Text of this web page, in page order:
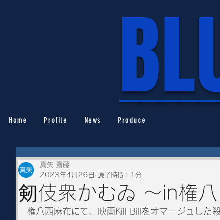
Home Profile News Produce
剱伎衆かむゐ 〜in権
真矢 齋藤
2023年4月26日 読了時間: 1分
権八西麻布にて、映画Kill Billをオマージュした